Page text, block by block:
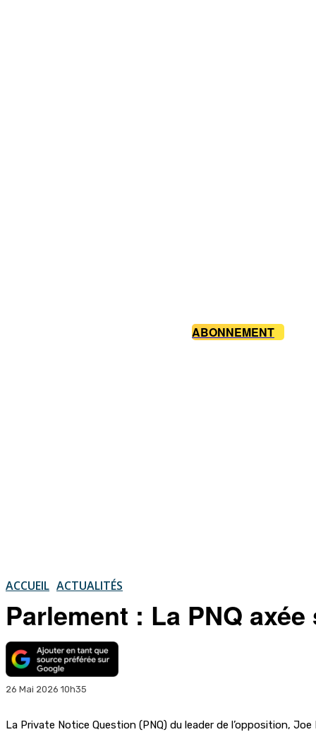
ABONNEMENT
ACCUEIL ACTUALITÉS
Parlement : La PNQ
26 Mai 2026 10h35
La Private Notice Question (PNQ) du leader de l’opposition,